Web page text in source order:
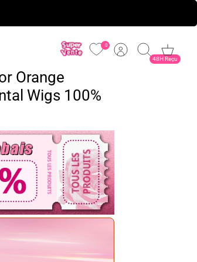
48H Reçu
0
AccountCerca Carrello
Orange
Wigs 100%